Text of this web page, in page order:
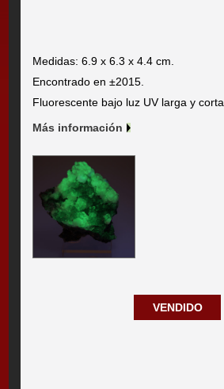
Medidas: 6.9 x 6.3 x 4.4 cm.
Encontrado en ±2015.
Fluorescente bajo luz UV larga y corta
Más información
VENDIDO